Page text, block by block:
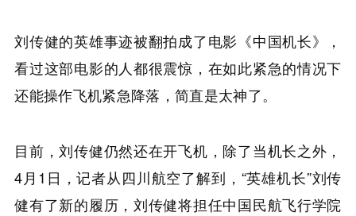
刘传健的英雄事迹被翻拍成了电影《中国机长》，
看过这部电影的人都很震惊，在如此紧急的情况下
还能操作飞机紧急降落，简直是太神了。
目前，刘传健仍然还在开飞机，除了当机长之外，
4月1日，记者从四川航空了解到，“英雄机长”刘传
健有了新的履历，刘传健将担任中国民航飞行学院